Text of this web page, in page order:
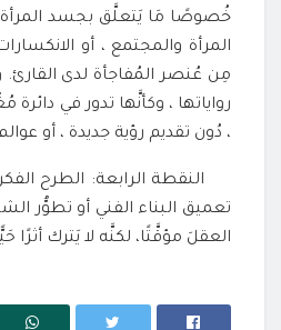
خُصوصًا مَا يَتعلَّق بجسد المرأة
المرأة والمجتمع ، أو
مِن عُنصر المُفاجأة لدى
رواياتها ، وكأنَّها تدور في
، دُون تقديم رؤية جديدة ، أو
النقطة الرابعة: الطرح
تعميق البناء الفني أو تطوُّر
العقلَ مؤقَّتًا، لكنَّه لا يَترك أثرًا